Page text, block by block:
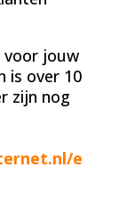
voor jouw
is over 10
zijn nog
e